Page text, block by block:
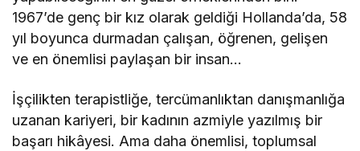
1967’de genç bir kız olarak geldiği Hollanda’da, 58
yıl boyunca durmadan çalışan, öğrenen, gelişen
ve en önemlisi paylaşan bir insan…
İşçilikten terapistliğe, tercümanlıktan danışmanlığa
uzanan kariyeri, bir kadının azmiyle yazılmış bir
başarı hikâyesi. Ama daha önemlisi, toplumsal